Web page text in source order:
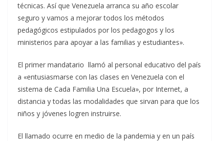
técnicas. Así que Venezuela arranca su año escolar
seguro y vamos a mejorar todos los métodos
pedagógicos estipulados por los pedagogos y los
ministerios para apoyar a las familias y estudiantes».
El primer mandatario llamó al personal educativo del país
a «entusiasmarse con las clases en Venezuela con el
sistema de Cada Familia Una Escuela», por Internet, a
distancia y todas las modalidades que sirvan para que los
niños y jóvenes logren instruirse.
El llamado ocurre en medio de la pandemia y en un país